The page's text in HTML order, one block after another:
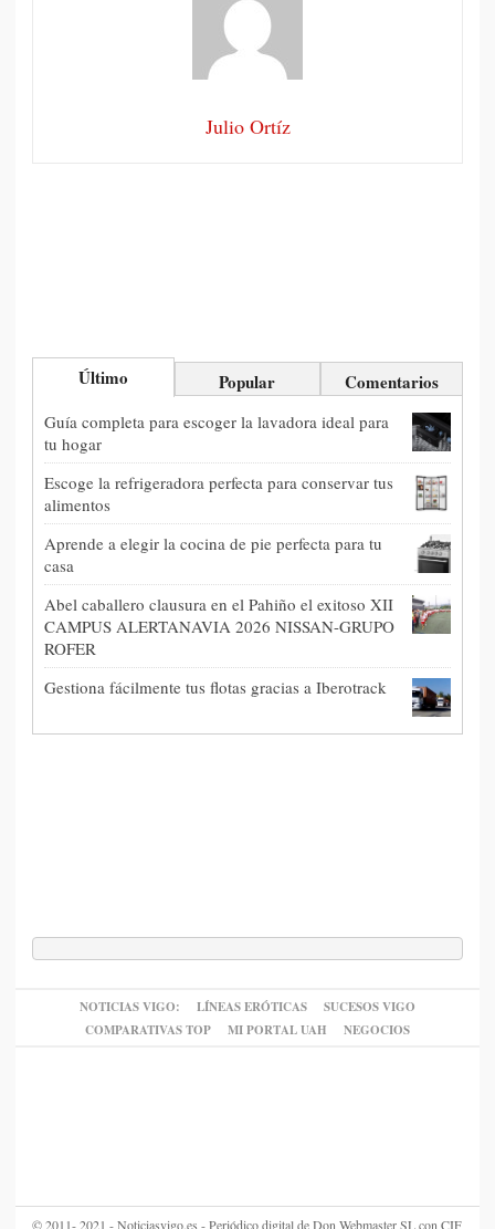
Julio Ortíz
Último Popular Comentarios
Guía completa para escoger la lavadora ideal para
tu hogar
Escoge la refrigeradora perfecta para conservar tus
alimentos
Aprende a elegir la cocina de pie perfecta para tu
casa
Abel caballero clausura en el Pahiño el exitoso XII
CAMPUS ALERTANAVIA 2026 NISSAN-GRUPO
ROFER
Gestiona fácilmente tus flotas gracias a Iberotrack
NOTICIAS VIGO: LÍNEAS ERÓTICAS
SUCESOS VIGO
COMPARATIVAS TOP
MI PORTAL UAH NEGOCIOS
© 2011- 2021 - Noticiasvigo.es - Periódico digital de Don Webmaster SL con CIF